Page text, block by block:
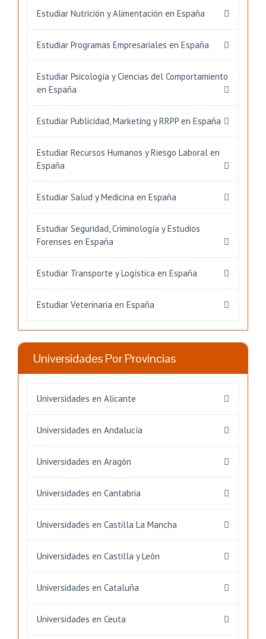
Estudiar Nutrición y Alimentación en España
Estudiar Programas Empresariales en España
Estudiar Psicología y Ciencias del Comportamiento
en España
Estudiar Publicidad, Marketing y RRPP en España
Estudiar Recursos Humanos y Riesgo Laboral en
España
Estudiar Salud y Medicina en España
Estudiar Seguridad, Criminología y Estudios
Forenses en España
Estudiar Transporte y Logística en España
Estudiar Veterinaria en España
Universidades Por Provincias
Universidades en Alicante
Universidades en Andalucía
Universidades en Aragón
Universidades en Cantabria
Universidades en Castilla La Mancha
Universidades en Castilla y León
Universidades en Cataluña
Universidades en Ceuta